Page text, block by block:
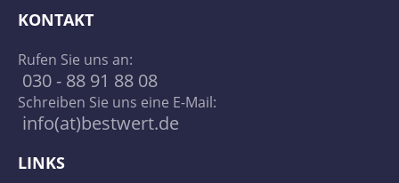
KONTAKT
Rufen Sie uns an:
030 - 88 91 88 08
Schreiben Sie uns eine E-Mail:
info(at)bestwert.de
LINKS